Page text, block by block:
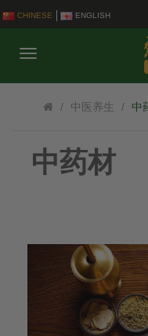
CHINESE ENGLISH
中医养生 中
中药材